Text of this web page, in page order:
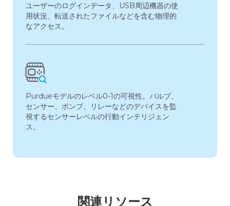
ユーザーのログインデータ、USB周辺機器の使
用状況、転送されたファイルなどを含む物理的
なアクセス。
Purdueモデルのレベル0-1の可視性。バルブ、
センサー、ポンプ、リレーなどのデバイスを監
視するセンサーレベルの行動インテリジェン
ス。
関連リソース